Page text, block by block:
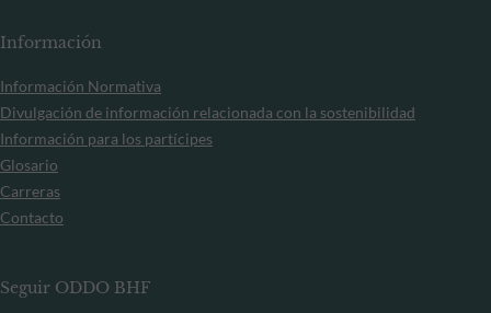
Información
Información Normativa
Divulgación de información relacionada con la sostenibilidad
Información para los partícipes
Glosario
Carreras
Contacto
Seguir ODDO BHF